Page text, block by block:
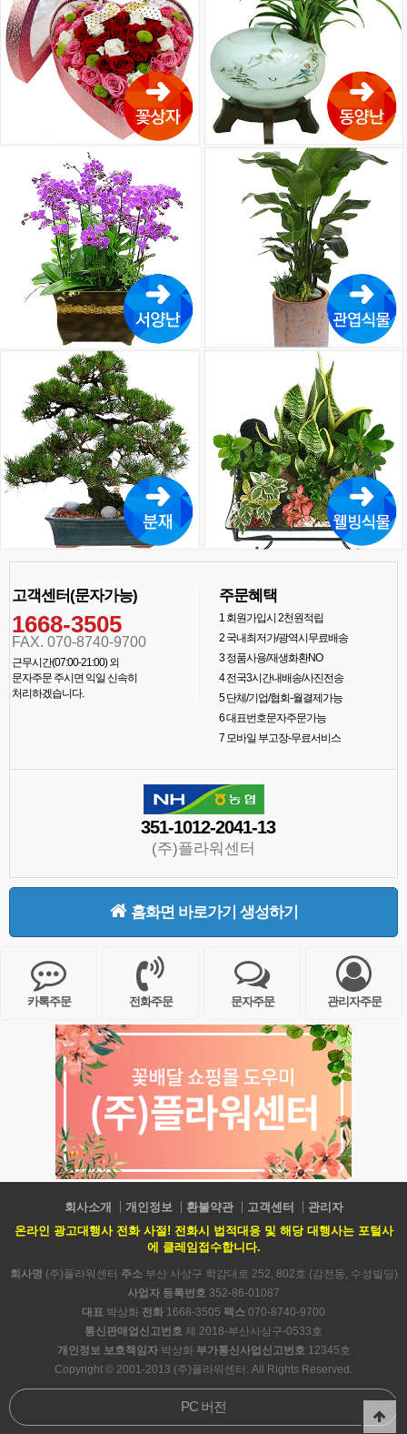
고객센터(문자가능)
1668-3505
FAX. 070-8740-9700
근무시간(07:00-21:00) 외
문자주문 주시면 익일 신속히
처리하겠습니다.
주문혜택
1회원가입시 2천원적립
2국내최저가/광역시무료배송
3정품사용/재생화환NO
4전국3시간내배송/사진전송
5단체/기업/협회-월결제가능
6대표번호문자주문가능
7모바일 부고장-무료서비스
351-1012-2041-13
(주)플라워센터
홈화면 바로가기 생성하기
카톡주문 전화주문 문자주문 관리자주문
회사소개 개인정보 환불약관 고객센터
관리자
온라인 광고대행사 전화 사절! 전화시 법적대응 및 해당 대행사는 포털사
에 클레임접수합니다.
회사명 (주)플라워센터 주소부산 사상구 학감대로 252, 802호 (감전동, 수성빌딩)
사업자 등록번호 352-86-01087
대표 박상화 전화 1668-3505 팩스 070-8740-9700
통신판매업신고번호 제 2018-부산사상구-0533호
개인정보 보호책임자박상화 부가통신사업신고번호12345호
Copyright © 2001-2013 (주)플라워센터. All Rights Reserved.
PC 버전